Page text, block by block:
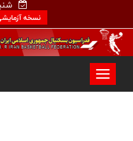
نسخه